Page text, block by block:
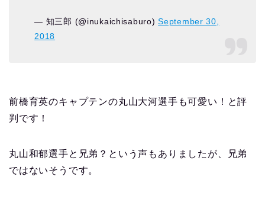
— 知三郎 (@inukaichisaburo)September 30,
2018
前橋育英のキャプテンの丸山大河選手も可愛い！と評
判です！
丸山和郁選手と兄弟？という声もありましたが、兄弟
ではないそうです。